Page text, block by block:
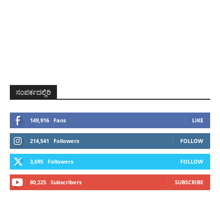
ಸಂಪರ್ಕದಲ್ಲಿರಿ
149,916 Fans LIKE
214,541 Followers FOLLOW
3,695 Followers FOLLOW
80,225 Subscribers SUBSCRIBE